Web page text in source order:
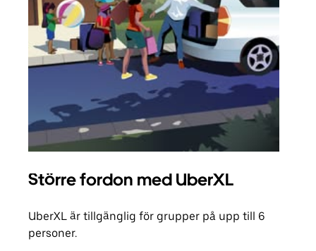
Större fordon med UberXL
UberXL är tillgänglig för grupper på upp till 6
personer.